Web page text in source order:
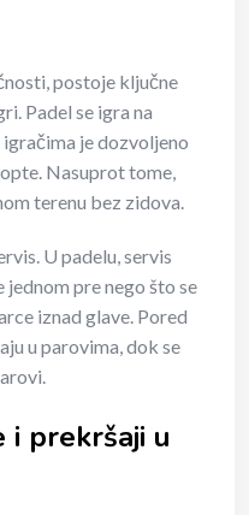
postoje ključne
Padel se igra na
je dozvoljeno
Nasuprot tome,
terenu bez zidova.
U padelu, servis
pre nego što se
iznad glave. Pored
u parovima, dok se
i prekršaji u